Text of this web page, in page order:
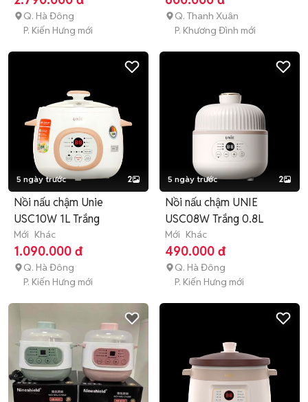
Q. Hà Đông
P. Kiến Hưng mới
Q. Thanh Xuân
P. Khương Đình mới
5 ngày trước 2
Nồi nấu chậm Unie
USC10W 1L Trắng
Mới Khác
1.090.000 đ
Q. Hà Đông
P. Kiến Hưng mới
5 ngày trước 2
Nồi nấu chậm UNIE
USC08W Trắng 0.8L
Mới Khác
490.000 đ
Q. Hà Đông
P. Kiến Hưng mới